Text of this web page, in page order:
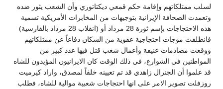
لسلب ممتلكاتهم وإقامة حكم قمعي ديكتاتوري وأن الشعب يثور ضده
وتعمدت الصحافة الإيرانية بتوجيهات من المخابرات الأمريكية تسمية
هذه الاحتجاجات بإسم ثورة 28 مرداد أو (انقلاب 28 مرداد بالفارسية)
فانطلقت موجات احتجاجية عفوية من السكان دفاعاً عن ممتلكاتهم
ووقعت مصادمات عنيفة وأعمال شغب قتل فيها عدد كبير من
المواطنين في الشوارع، في ذلك الوقت كان الايرانيون المؤيدون للشاه
قد علموا أن الجنرال زاهدي قد تم تعيينه خلفاً لمصدق، واراد كيرميت
روزفلت تصوير الامر على انها احتجاجات شعبية موالية للشاه، فطلب